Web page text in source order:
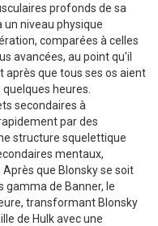
profonds de sa
un niveau physique
comparées à celles
avancées, au point qu'il
que tous ses os aient
heures.
secondaires à
par des
structure squelettique
mentaux,
que Blonsky se soit
gamma de Banner, le
transformant Blonsky
de Hulk avec une